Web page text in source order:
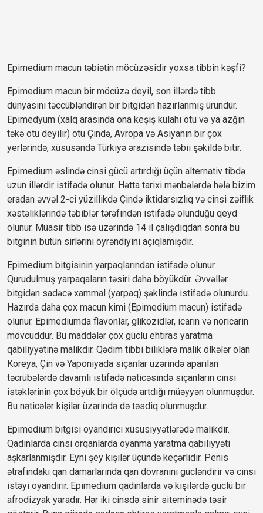
Epimedium macun təbiətin möcüzəsidir yoxsa tibbin kəşfi?
Epimedium macun bir möcüzə deyil, son illərdə tibb
dünyasını təccübləndirən bir bitgidən hazırlanmış üründür.
Epimedyum (xalq arasında ona keşiş külahı otu və ya azğın
təkə otu deyilir) otu Çində, Avropa və Asiyanın bir çox
yerlərində, xüsusəndə Türkiyə ərazisində təbii şəkildə bitir.
Epimedium əslində cinsi gücü artırdığı üçün alternativ tibdə
uzun illərdir istifadə olunur. Hətta tarixi mənbələrdə hələ bizim
eradan əvvəl 2-ci yüzillikdə Çində iktidarsızlıq və cinsi zəiflik
xəstəliklərində təbiblər tərəfindən istifadə olunduğu qeyd
olunur. Müasir tibb isə üzərində 14 il çalışdıqdan sonra bu
bitginin bütün sirlərini öyrəndiyini açıqlamışdır.
Epimedium bitgisinin yarpaqlarından istifadə olunur.
Qurudulmuş yarpaqaların təsiri daha böyükdür. Əvvəllər
bitgidən sadəcə xammal (yarpaq) şəklində istifadə olunurdu.
Hazırda daha çox macun kimi (Epimedium macun) istifadə
olunur. Epimediumda flavonlar, glikozidlər, icarin və noricarin
mövcuddur. Bu maddələr çox güclü ehtiras yaratma
qabiliyyətinə malikdir. Qədim tibbi biliklərə malik ölkələr olan
Koreya, Çin və Yaponiyada siçanlar üzərində aparılan
təcrübələrdə davamlı istifadə nəticəsində siçanların cinsi
istəklərinin çox böyük bir ölçüdə artdığı müəyyən olunmuşdur.
Bu nəticələr kişilər üzərində də təsdiq olunmuşdur.
Epimedium bitgisi oyandırıcı xüsusiyyətlərədə malikdir.
Qadınlarda cinsi orqanlarda oyanma yaratma qabiliyyəti
aşkarlanmışdır. Eyni şey kişilər üçündə keçərlidir. Penis
ətrafındakı qan damarlarında qan dövranını gücləndirir və cinsi
istəyi oyandırır. Epimedium qadınlarda və kişilərdə güclü bir
afrodizyak yaradır. Hər iki cinsdə sinir siteminədə təsir